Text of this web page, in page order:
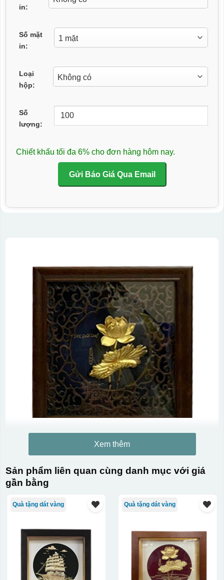
in:
Số mặt
in:
Loại
hộp:
Số
lượng:
Chiết khấu tối đa 6% cho đơn hàng hôm nay.
Gửi Báo Giá Qua Email
Xem thêm
Sản phẩm liên quan cùng danh mục với giá
gần bằng
Quà tặng dát vàng Quà tặng dát vàng